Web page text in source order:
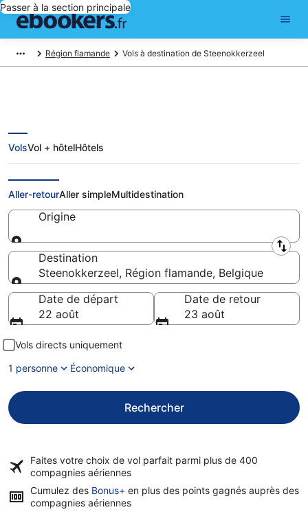
Passer à la section principale
Région flamande Vols à destination de Steenokkerzeel
Vols pas chers pour
Steenokkerzeel
VolsVol + hôtelHôtels
Aller-retourAller simpleMultidestination
Origine
Origine
Destination
Steenokkerzeel, Région flamande, Belgique
Destination
Date de départ
22 août
Date de retour
23 août
Vols directs uniquement
1 personne
Économique
Rechercher
Faites votre choix de vol parfait parmi plus de 400
compagnies aériennes
Cumulez des Bonus+ en plus des points gagnés auprès des
compagnies aériennes